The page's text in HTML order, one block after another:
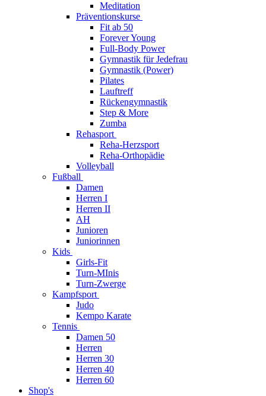
Meditation
Präventionskurse
Fit ab 50
Forever Young
Full-Body Power
Gymnastik für Jedefrau
Gymnastik (Power)
Pilates
Lauftreff
Rückengymnastik
Step & More
Zumba
Rehasport
Reha-Herzsport
Reha-Orthopädie
Volleyball
Fußball
Damen
Herren I
Herren II
AH
Junioren
Juniorinnen
Kids
Girls-Fit
Turn-MInis
Turn-Zwerge
Kampfsport
Judo
Kempo Karate
Tennis
Damen 50
Herren
Herren 30
Herren 40
Herren 60
Shop's